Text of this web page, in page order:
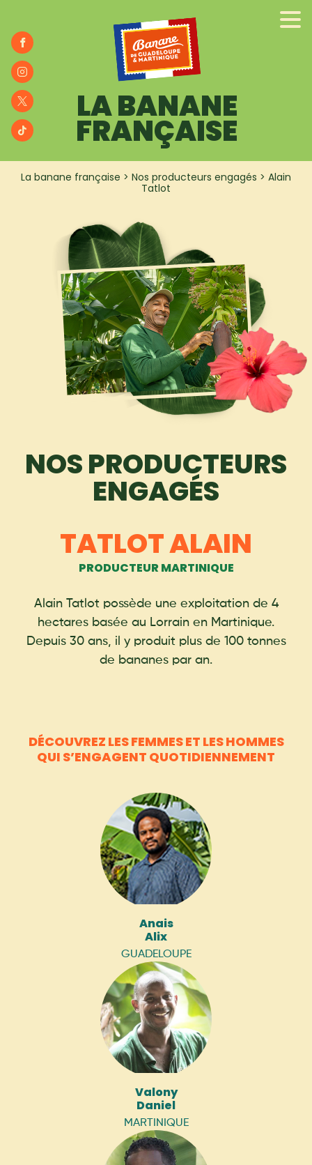
LA BANANE
FRANÇAISE
NOTRE HISTOIRE
NOS PRODUCTEURS
ENGAGÉS
NOS RECETTES
La banane française > Nos producteurs engagés > Alain
Tatlot
NOS PRODUCTEURS
ENGAGÉS
TATLOT ALAIN
PRODUCTEUR MARTINIQUE
Alain Tatlot possède une exploitation de 4
hectares basée au Lorrain en Martinique.
Depuis 30 ans, il y produit plus de 100 tonnes
de bananes par an.
DÉCOUVREZ LES FEMMES ET LES HOMMES
QUI S’ENGAGENT QUOTIDIENNEMENT
Anais
Alix
GUADELOUPE
Valony
Daniel
MARTINIQUE